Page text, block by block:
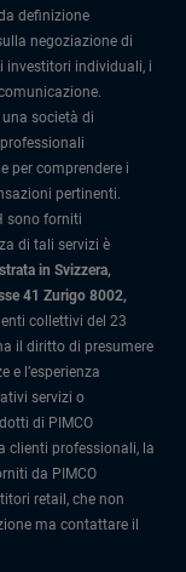
definizione
negoziazione di
investitori individuali, i
società di
per comprendere i
pertinenti.
sono forniti
di tali servizi è
in Svizzera,
41 Zurigo 8002,
collettivi del 23
il diritto di presumere
e l’esperienza
servizi o
di PIMCO
clienti professionali, la
da PIMCO
retail, che non
ma contattare il